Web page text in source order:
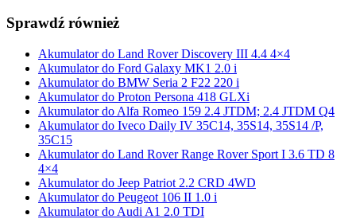
Sprawdź również
Akumulator do Land Rover Discovery III 4.4 4×4
Akumulator do Ford Galaxy MK1 2.0 i
Akumulator do BMW Seria 2 F22 220 i
Akumulator do Proton Persona 418 GLXi
Akumulator do Alfa Romeo 159 2.4 JTDM; 2.4 JTDM Q4
Akumulator do Iveco Daily IV 35C14, 35S14, 35S14 /P,
35C15
Akumulator do Land Rover Range Rover Sport I 3.6 TD 8
4×4
Akumulator do Jeep Patriot 2.2 CRD 4WD
Akumulator do Peugeot 106 II 1.0 i
Akumulator do Audi A1 2.0 TDI